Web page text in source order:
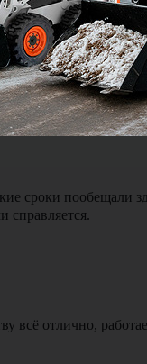
связи можно
сроки пообещали
справляется.
всё отлично,